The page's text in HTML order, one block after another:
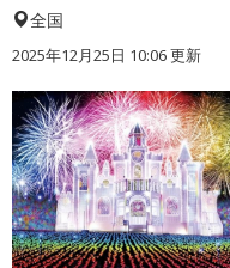
全国
2025年12月25日 10:06 更新